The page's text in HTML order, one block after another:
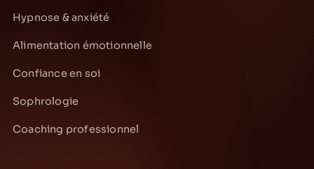
Hypnose & anxiété
Alimentation émotionnelle
Confiance en soi
Sophrologie
Coaching professionnel